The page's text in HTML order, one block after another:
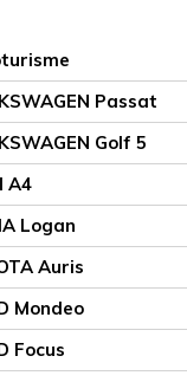
Passat
Golf 5
A4
Logan
Auris
Mondeo
Focus